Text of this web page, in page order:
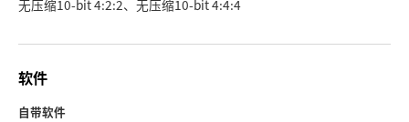
United States
无压缩10‑bit 4:2:2、无压缩10‑bit 4:4:4
软件
自带软件